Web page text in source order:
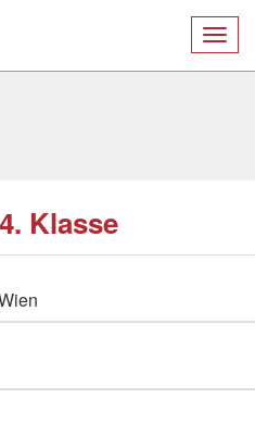
Klasse